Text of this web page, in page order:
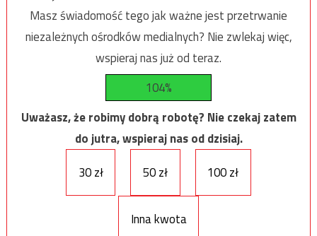
Masz świadomość tego jak ważne jest przetrwanie
niezależnych ośrodków medialnych? Nie zwlekaj więc,
wspieraj nas już od teraz.
104%
Uważasz, że robimy dobrą robotę? Nie czekaj zatem
do jutra, wspieraj nas od dzisiaj.
30 zł
50 zł 100 zł
Inna kwota